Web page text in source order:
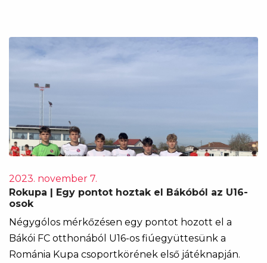
2023. november 7.
Rokupa | Egy pontot hoztak el Bákóból az U16-
osok
Négygólos mérkőzésen egy pontot hozott el a
Bákói FC otthonából U16-os fiúegyüttesünk a
Románia Kupa csoportkörének első játéknapján.